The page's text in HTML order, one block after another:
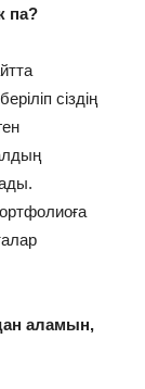
па?
сіздің
аламын,